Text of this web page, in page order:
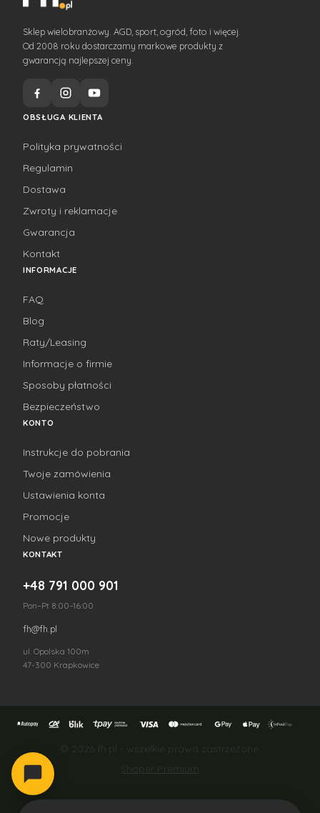
Sklep wielobranżowy. AGD, sport, ogród, foto i więcej.
Od 2008 roku dostarczamy markowe produkty z
gwarancją najlepszej ceny.
OBSŁUGA KLIENTA
Polityka prywatności
Regulamin
Dostawa
Zwroty i reklamacje
Gwarancja
Kontakt
INFORMACJE
FAQ
Blog
Raty/Leasing
Informacje o firmie
Sposoby płatności
Bezpieczeństwo
KONTO
Instrukcje do pobrania
Twoje zamówienia
Ustawienia konta
Promocje
Nowe produkty
KONTAKT
+48 791 000 901
Pon–Pt 8:00–16:00
fh@fh.pl
ul. Opolska 100m
47-300 Krapkowice
© 2026 fh.pl - wszelkie prawa zastrzeżone.
Shoper Premium